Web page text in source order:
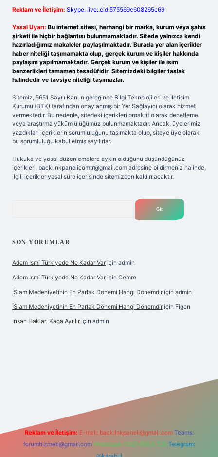
Reklam ve İletişim: Skype: live:.cid.575569c608265c69
Yasal Uyarı: Bu internet sitesi, herhangi bir marka, kurum veya şahıs
şirketi ile hiçbir bağlantısı bulunmamaktadır. Sitede yalnızca kendi
hazırladığımız makaleler paylaşılmaktadır. Burada yer alan içerikler
haber niteliği taşımamakta olup, gerçek kurum ve kişiler hakkında
paylaşım yapılmamaktadır. Gerçek kurum ve kişiler ile isim
benzerlikleri tamamen tesadüfidir. Sitemizdeki bilgiler taslak
halindedir ve tavsiye niteliği taşımazlar.
Sitemiz, 5651 Sayılı Kanun gereğince Bilgi Teknolojileri ve İletişim
Kurumu (BTK) tarafından onaylanmış bir Yer Sağlayıcı olarak hizmet
vermektedir. Bu nedenle, sitedeki içerikleri proaktif olarak denetleme
veya araştırma yükümlülüğümüz bulunmamaktadır. Ancak, üyelerimiz
yazdıkları içeriklerin sorumluluğunu taşımakta olup, siteye üye olarak
bu sorumluluğu kabul etmiş sayılırlar.
Hukuka ve yasal düzenlemelere aykırı olduğunu düşündüğünüz
içerikleri, backlinkpanelicomtr@gmail.com adresine bildirmeniz halinde,
ilgili içerikler yasal süre içerisinde sitemizden kaldırılacaktır.
SON YORUMLAR
Adem Ismi Türkiyede Ne Kadar Var için admin
Adem Ismi Türkiyede Ne Kadar Var için Cemre
İSlam Medeniyetinin En Parlak Dönemi Hangi Dönemdir için admin
İSlam Medeniyetinin En Parlak Dönemi Hangi Dönemdir için Figen
Insan Hakları Kaça Ayrılır için admin
Reklam ve İletişim: E-mail: backlinkpaneli@gmail.com Teams:
forumhizmeti@gmail.com Whatsapp: 0262 606 0 726 Telegram: